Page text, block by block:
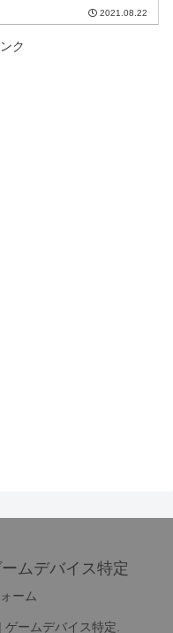
2021.08.22
ク
ムデバイス特定
ーム
ームデバイス特定.